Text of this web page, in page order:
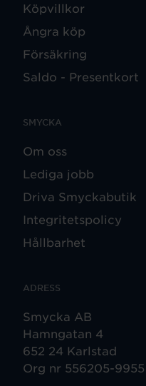
Köpvillkor
Ångra köp
Försäkring
Saldo - Presentkort
SMYCKA
Om oss
Lediga jobb
Driva Smyckabutik
Integritetspolicy
Hållbarhet
ADRESS
Smycka AB
Hamngatan 4
652 24 Karlstad
Org nr 556205-9955